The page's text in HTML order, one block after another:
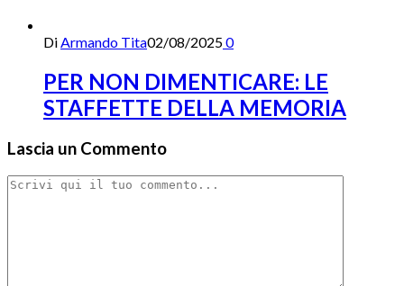
DiArmando Tita02/08/20250
PER NON DIMENTICARE: LE
STAFFETTE DELLA MEMORIA
Lascia un Commento